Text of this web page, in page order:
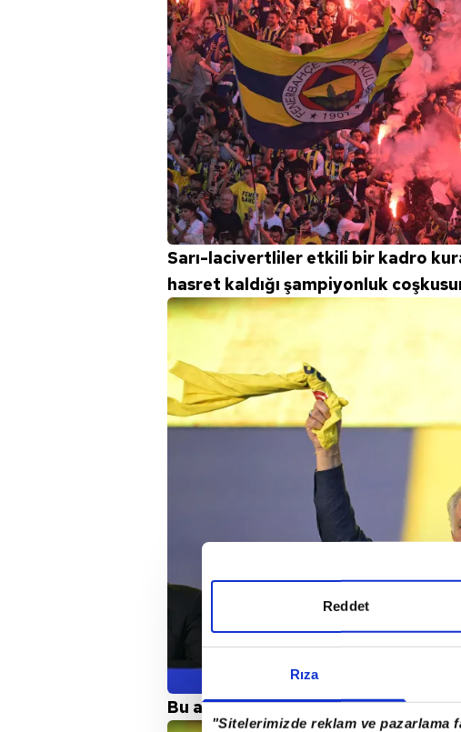
Rıza
"Sitelerimizde reklam ve pazarlama
Reddet
Sarı-lacivertliler etkili bir kadro
hasret kaldığı şampiyonluk
Bu anlamda Kanarya transferde